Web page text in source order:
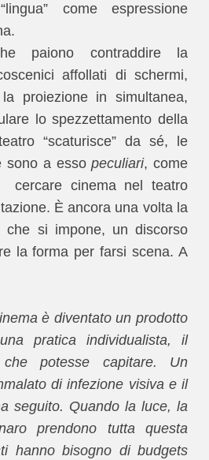
come espressione
paiono contraddire la
affollati di schermi,
proiezione in simultanea,
lo spezzettamento della
“scaturisce” da sé, le
sono a essopeculiari, come
cercare cinema nel teatro
È ancora una volta la
che si impone, un discorso
la forma per farsi scena. A
è diventato un prodotto
pratica individualista, il
potesse capitare. Un
di infezione visiva e il
seguito. Quando la luce, la
prendono tutta questa
hanno bisogno di budgets